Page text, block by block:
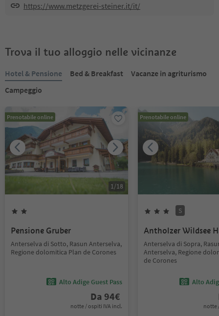
https://www.metzgerei-steiner.it/it/
Trova il tuo alloggio nelle vicinanze
Hotel & Pensione Bed & Breakfast
Vacanze in agriturismo
Campeggio
Prenotabile online
1 /18
Pensione Gruber
Anterselva di Sotto, Rasun Anterselva,
Regione dolomitica Plan de Corones
Alto Adige Guest Pass
Da 94€
notte / ospiti IVA incl.
Prenotabile online
S
Antholzer Wildsee
Anterselva di Sopra,
Anterselva, Regione
de Corones
Alto
notte